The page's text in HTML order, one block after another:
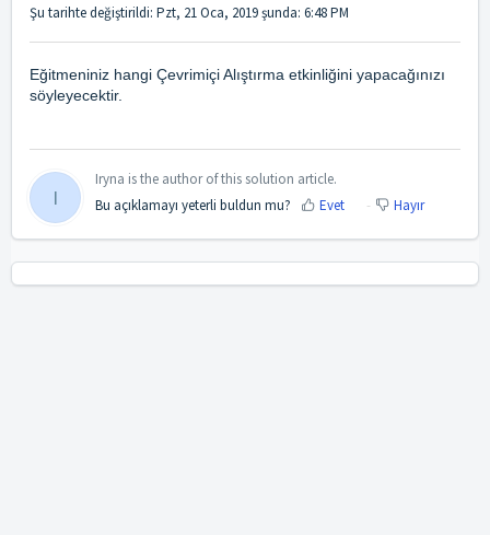
Şu tarihte değiştirildi: Pzt, 21 Oca, 2019 şunda: 6:48 PM
Eğitmeniniz hangi Çevrimiçi Alıştırma etkinliğini yapacağınızı
söyleyecektir.
I
Iryna is the author of this solution article.
Bu açıklamayı yeterli buldun mu?
Evet Hayır